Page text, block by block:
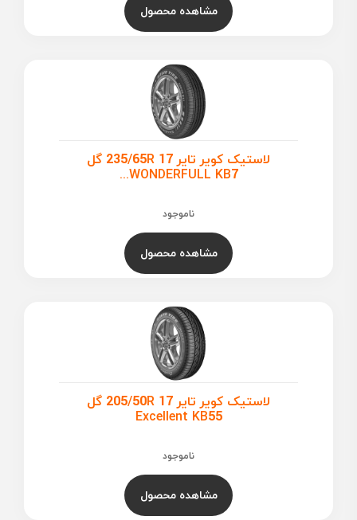
مشاهده محصول
لاستیک کویر تایر 235/65R 17 گل
WONDERFULL KB7...
ناموجود
مشاهده محصول
لاستیک کویر تایر 205/50R 17 گل
Excellent KB55
ناموجود
مشاهده محصول